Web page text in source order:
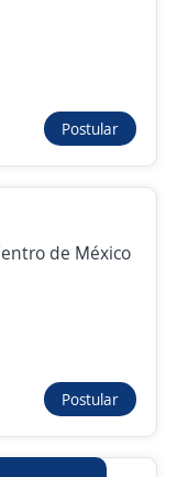
Postular
de México
Postular